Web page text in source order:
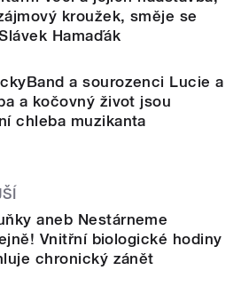
kroužek, směje se
Hamaďák
a sourozenci Lucie a
a kočovný život jsou
chleba muzikanta
aneb Nestárneme
Vnitřní biologické hodiny
chronický zánět